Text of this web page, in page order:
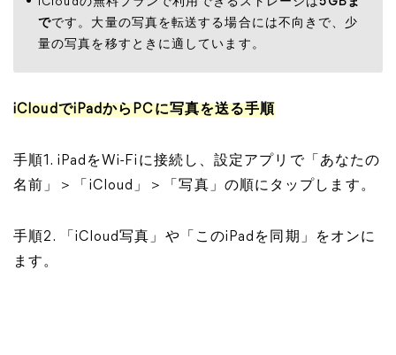
でです。大量の写真を転送する場合には不向きで、少
量の写真を移すときに適しています。
iCloudでiPadからPCに写真を送る手順
手順1. iPadをWi-Fiに接続し、設定アプリで「あなたの
名前」＞「iCloud」＞「写真」の順にタップします。
手順2. 「iCloud写真」や「このiPadを同期」をオンに
ます。